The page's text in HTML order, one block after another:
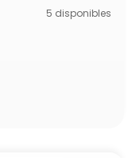
5 disponibles